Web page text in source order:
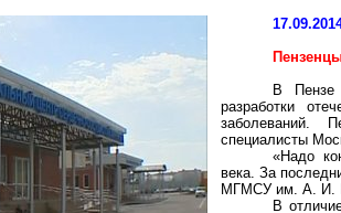
В Пензе
разработки
заболеваний.
специалисты
«Надо
века. За
МГМСУ им. А. И.
В